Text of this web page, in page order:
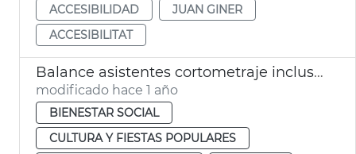
ACCESIBILIDAD
JUAN GINER
ACCESIBILITAT
Balance asistentes cortometraje inclusivo en el Palau
modificado hace 1 año
BIENESTAR SOCIAL
CULTURA Y FIESTAS POPULARES